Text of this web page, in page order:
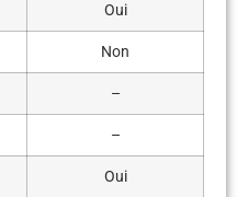
Oui
Non
–
–
Oui